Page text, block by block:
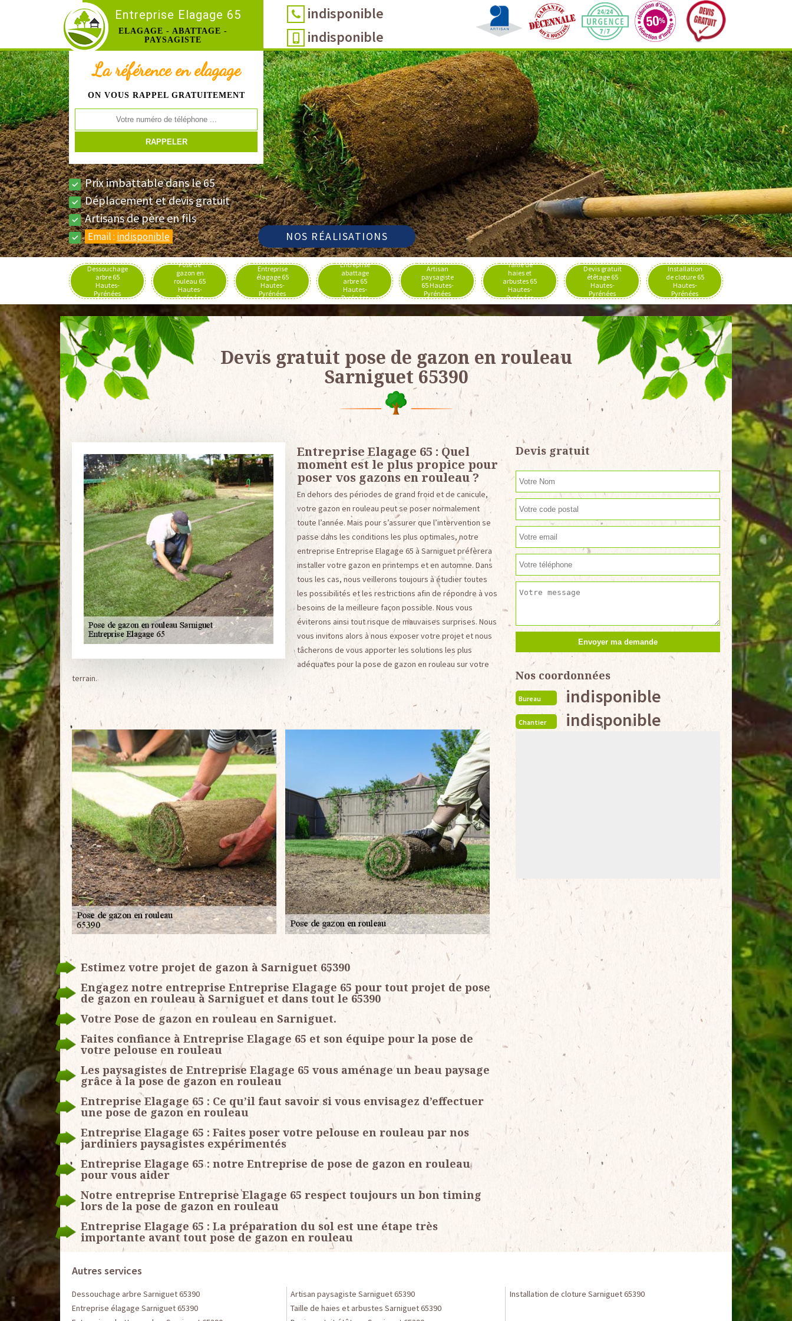
Entreprise Elagage 65
ELAGAGE - ABATTAGE -
PAYSAGISTE
indisponible
indisponible
La référence en elagage
ON VOUS RAPPEL GRATUITEMENT
Prix imbattable dans le 65
Déplacement et devis gratuit
Artisans de père en fils
Email : indisponible NOS RÉALISATIONS
Dessouchage
arbre 65
Hautes-
Pyrénées
Pose de
gazon en
rouleau 65
Hautes-
Pyrénées
Entreprise
élagage 65
Hautes-
Pyrénées
Entreprise
abattage
arbre 65
Hautes-
Pyrénées
Artisan
paysagiste
65 Hautes-
Pyrénées
Taille de
haies et
arbustes 65
Hautes-
Pyrénées
Devis gratuit
étêtage 65
Hautes-
Pyrénées
Installation
de cloture 65
Hautes-
Pyrénées
Devis gratuit pose de gazon en rouleau
Sarniguet 65390
Entreprise Elagage 65 : Quel
moment est le plus propice pour
poser vos gazons en rouleau ?
En dehors des périodes de grand froid et de canicule,
votre gazon en rouleau peut se poser normalement
toute l’année. Mais pour s’assurer que l’intervention se
passe dans les conditions les plus optimales, notre
entreprise Entreprise Elagage 65 à Sarniguet préfèrera
installer votre gazon en printemps et en automne. Dans
tous les cas, nous veillerons toujours à étudier toutes
les possibilités et les restrictions afin de répondre à vos
besoins de la meilleure façon possible. Nous vous
éviterons ainsi tout risque de mauvaises surprises. Nous
vous invitons alors à nous exposer votre projet et nous
tâcherons de vous apporter les solutions les plus
adéquates pour la pose de gazon en rouleau sur votre
terrain.
Estimez votre projet de gazon à Sarniguet 65390
Engagez notre entreprise Entreprise Elagage 65 pour tout projet de pose
de gazon en rouleau à Sarniguet et dans tout le 65390
Votre Pose de gazon en rouleau en Sarniguet.
Faites confiance à Entreprise Elagage 65 et son équipe pour la pose de
votre pelouse en rouleau
Les paysagistes de Entreprise Elagage 65 vous aménage un beau paysage
grâce à la pose de gazon en rouleau
Entreprise Elagage 65 : Ce qu’il faut savoir si vous envisagez d’effectuer
une pose de gazon en rouleau
Entreprise Elagage 65 : Faites poser votre pelouse en rouleau par nos
jardiniers paysagistes expérimentés
Entreprise Elagage 65 : notre Entreprise de pose de gazon en rouleau
pour vous aider
Notre entreprise Entreprise Elagage 65 respect toujours un bon timing
lors de la pose de gazon en rouleau
Entreprise Elagage 65 : La préparation du sol est une étape très
importante avant tout pose de gazon en rouleau
Devis gratuit
Nos coordonnées
Bureau indisponible
Chantier indisponible
Autres services
Dessouchage arbre Sarniguet 65390
Entreprise élagage Sarniguet 65390
Artisan paysagiste Sarniguet 65390
Taille de haies et arbustes Sarniguet 65390
Installation de cloture Sarniguet 65390